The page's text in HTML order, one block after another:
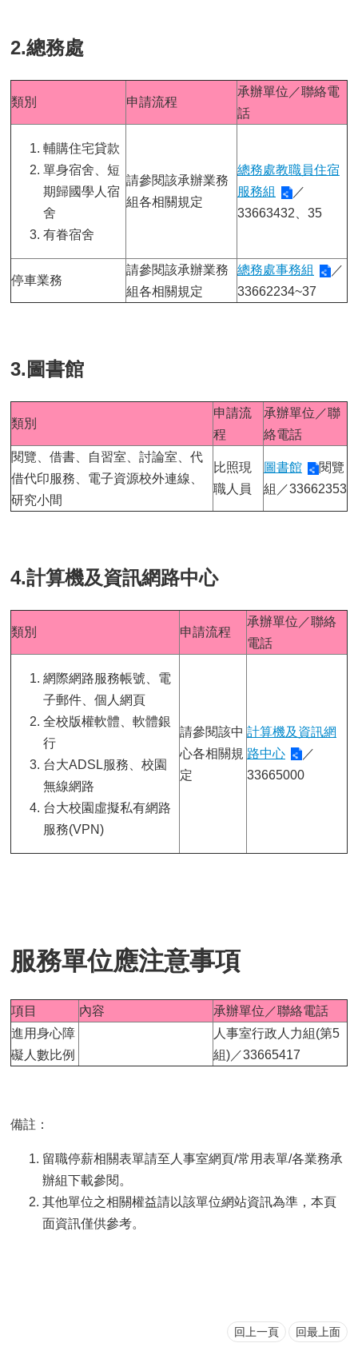
2.總務處
類別 申請流程
承辦單位／聯絡電
話
輔購住宅貸款
單身宿舍、短
期歸國學人宿
舍
有眷宿舍
請參閱該承辦業務
組各相關規定
總務處教職員住宿
服務組
／
33663432、35
停車業務
請參閱該承辦業務
組各相關規定
總務處事務組
／
33662234~37
3.圖書館
類別
申請流
程
承辦單位／聯
絡電話
閱覽、借書、自習室、討論室、代
借代印服務、電子資源校外連線、
研究小間
比照現
職人員
圖書館
閱覽
組／33662353
4.計算機及資訊網路中心
類別 申請流程
承辦單位／聯絡
電話
網際網路服務帳號、電
子郵件、個人網頁
全校版權軟體、軟體銀
行
台大ADSL服務、校園
無線網路
台大校園虛擬私有網路
服務(VPN)
請參閱該中
心各相關規
定
計算機及資訊網
路中心
／
33665000
服務單位應注意事項
項目 內容
承辦單位／聯絡電話
進用身心障
礙人數比例
人事室行政人力組(第5
組)／33665417
備註：
留職停薪相關表單請至人事室網頁/常用表單/各業務承
辦組下載參閱。
其他單位之相關權益請以該單位網站資訊為準，本頁
面資訊僅供參考。
回上一頁 回最上面